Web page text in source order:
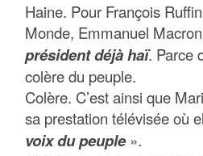
Haine. Pour François
Monde, Emmanuel
président déjà haï. Parce
colère du peuple.
Colère. C’est ainsi que
sa prestation télévisée où
voix du peuple».